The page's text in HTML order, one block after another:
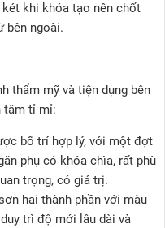
khi khóa tạo nên chốt
bên ngoài.
thẩm mỹ và tiện dụng bên
tâm tỉ mỉ:
bố trí hợp lý, với một đợt
phụ có khóa chìa, rất phù
trọng, có giá trị.
hai thành phần với màu
trì độ mới lâu dài và